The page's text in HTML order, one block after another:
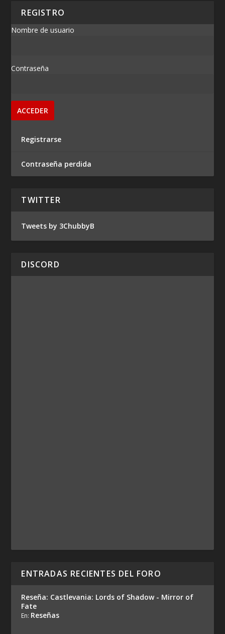
REGISTRO
Nombre de usuario
Contraseña
Registrarse
Contraseña perdida
TWITTER
Tweets by 3ChubbyB
DISCORD
ENTRADAS RECIENTES DEL FORO
Reseña: Castlevania: Lords of Shadow - Mirror of
Fate
En: Reseñas